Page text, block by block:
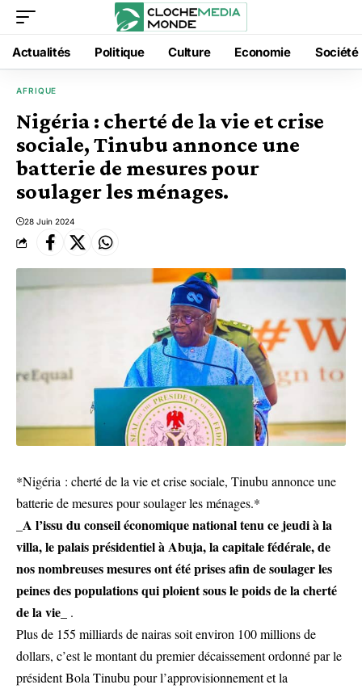
Actualités Politique Culture Economie Société
AFRIQUE
Nigéria : cherté de la vie et crise
sociale, Tinubu annonce une
batterie de mesures pour
soulager les ménages.
28 Juin 2024
*Nigéria : cherté de la vie et crise sociale, Tinubu annonce une
batterie de mesures pour soulager les ménages.*
_A l’issu du conseil économique national tenu ce jeudi à la
villa, le palais présidentiel à Abuja, la capitale fédérale, de
nos nombreuses mesures ont été prises afin de soulager les
peines des populations qui ploient sous le poids de la cherté
de la vie_
.
Plus de 155 milliards de nairas soit environ 100 millions de
dollars, c’est le montant du premier décaissement ordonné par le
président Bola Tinubu pour l’approvisionnement et la